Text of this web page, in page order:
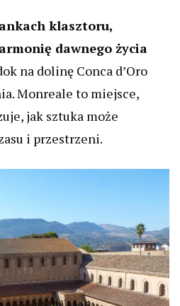
klasztoru,
dawnego życia
na dolinę Conca d’Oro
Monreale to miejsce,
jak sztuka może
i przestrzeni.